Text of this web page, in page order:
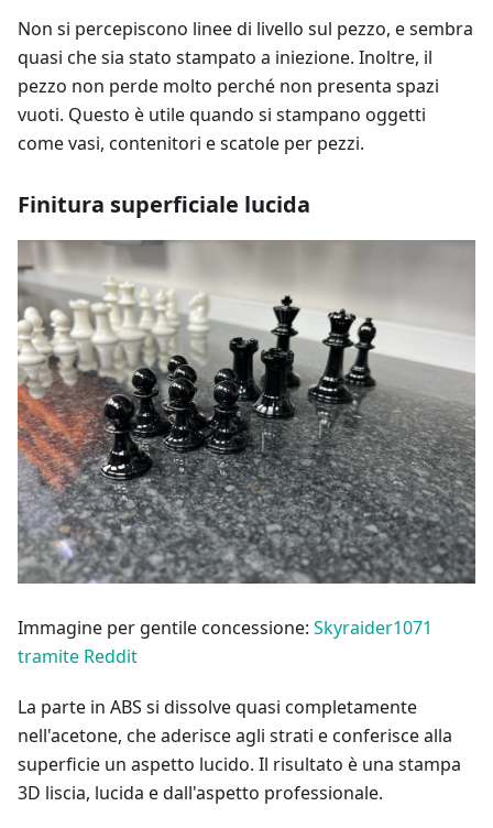
Non si percepiscono linee di livello sul pezzo, e sembra
quasi che sia stato stampato a iniezione. Inoltre, il
pezzo non perde molto perché non presenta spazi
vuoti. Questo è utile quando si stampano oggetti
come vasi, contenitori e scatole per pezzi.
Finitura superficiale lucida
Immagine per gentile concessione: Skyraider1071
tramite Reddit
La parte in ABS si dissolve quasi completamente
nell'acetone, che aderisce agli strati e conferisce alla
superficie un aspetto lucido. Il risultato è una stampa
3D liscia, lucida e dall'aspetto professionale.